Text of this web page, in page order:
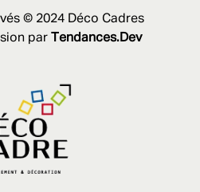
© 2024 Déco Cadres
par
Tendances.Dev